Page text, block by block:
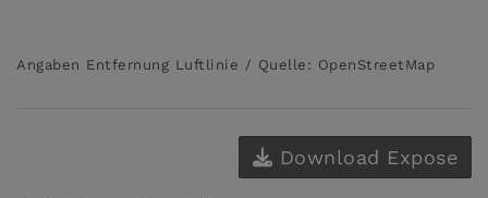
Angaben Entfernung Luftlinie / Quelle: OpenStreetMap
Download Expose